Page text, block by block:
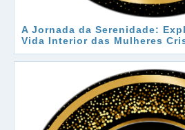
A Jornada da Serenidade:
Vida Interior das Mulheres